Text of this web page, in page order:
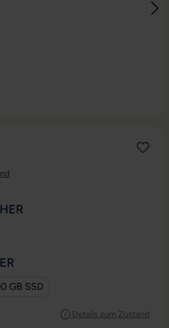
GB SSD
Details zum Zustand